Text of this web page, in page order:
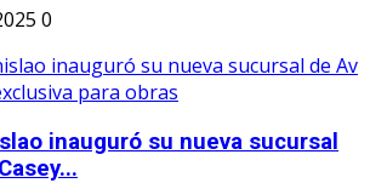
0
inauguró su nueva sucursal